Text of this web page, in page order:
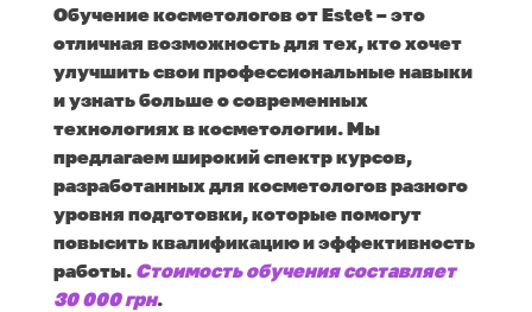
Обучение косметологов от Estet – это
отличная возможность для тех, кто хочет
улучшить свои профессиональные навыки
и узнать больше о современных
технологиях в косметологии. Мы
предлагаем широкий спектр курсов,
разработанных для косметологов разного
уровня подготовки, которые помогут
повысить квалификацию и эффективность
работы. Стоимость обучения составляет
30 000 грн.